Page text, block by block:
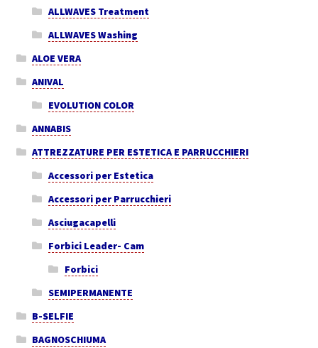
ALLWAVES Treatment
ALLWAVES Washing
ALOE VERA
ANIVAL
EVOLUTION COLOR
ANNABIS
ATTREZZATURE PER ESTETICA E PARRUCCHIERI
Accessori per Estetica
Accessori per Parrucchieri
Asciugacapelli
Forbici Leader- Cam
Forbici
SEMIPERMANENTE
B-SELFIE
BAGNOSCHIUMA